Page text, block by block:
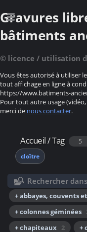
Gravures
bâtiments
© licence / utilisation
Vous êtes autorisé à utiliser
tout affichage en ligne à
https://www.batiments-
Pour tout autre usage
merci de nous contacter.
Accueil/Tag
5
cloître
Rechercher
+ abbayes, couvents
+ colonnes géminées
+ chapiteaux 2 +